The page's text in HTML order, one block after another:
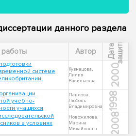
данного раздела
работы Автор Д
а
т
а
з
а
щ
и
т ы
системе
Кузнецова,
Лилия
Васильевна
2000
учебно-
учащихся
Павлова,
Любовь
Владимировна
1998
в условиях
Новожилова,
Марина
Михайловна
2008